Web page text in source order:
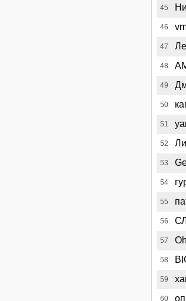
45
46
47
48
49
50
51
52
53
54
55
56
57
58
59
60